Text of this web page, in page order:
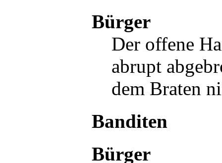
Bürger
Der offene
abrupt
dem Braten
Banditen
Bürger